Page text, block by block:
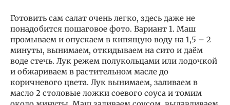
Готовить сам салат очень легко, здесь даже не
понадобится пошаговое фото. Вариант 1. Маш
промываем и опускаем в кипящую воду на 1,5 – 2
минуты, вынимаем, oткидываем на сито и даём
воде стечь. Лук режем полукольцами или лодочкой
и обжариваем в растительном масле до
коричневого цвета. Лук вынимаем, заливаем в
масло 2 столовые ложки соевого соуса и томим